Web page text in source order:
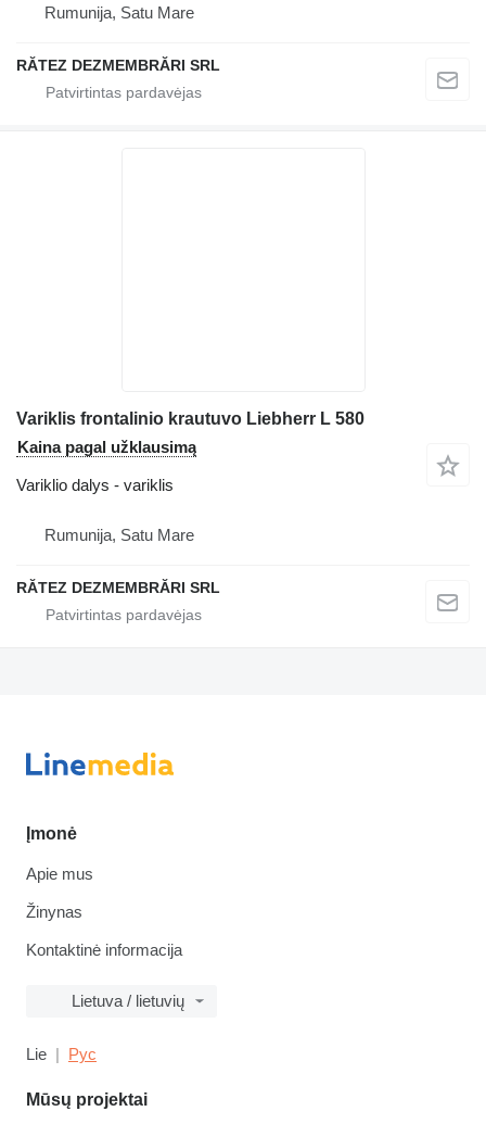
Rumunija, Satu Mare
RĂTEZ DEZMEMBRĂRI SRL
Variklis frontalinio krautuvo Liebherr L 580
Kaina pagal užklausimą
Variklio dalys - variklis
Rumunija, Satu Mare
RĂTEZ DEZMEMBRĂRI SRL
Įmonė
Apie mus
Žinynas
Kontaktinė informacija
Lietuva / lietuvių
Lie Рус
Mūsų projektai